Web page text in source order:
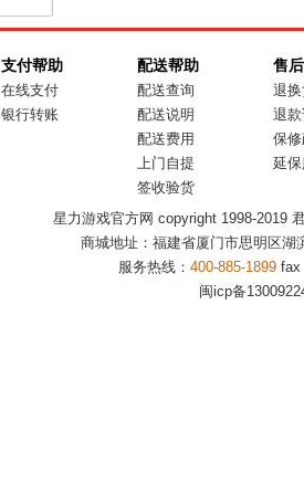
支付帮助
在线支付
银行转账
配送帮助
配送查询
配送说明
配送费用
上门自提
签收验货
售
退
退
保
延
星力游戏官方网 copyright 1998-2019
商城地址：福建省厦门市思明区湖
服务热线： 400-885-1899fax
闽icp备